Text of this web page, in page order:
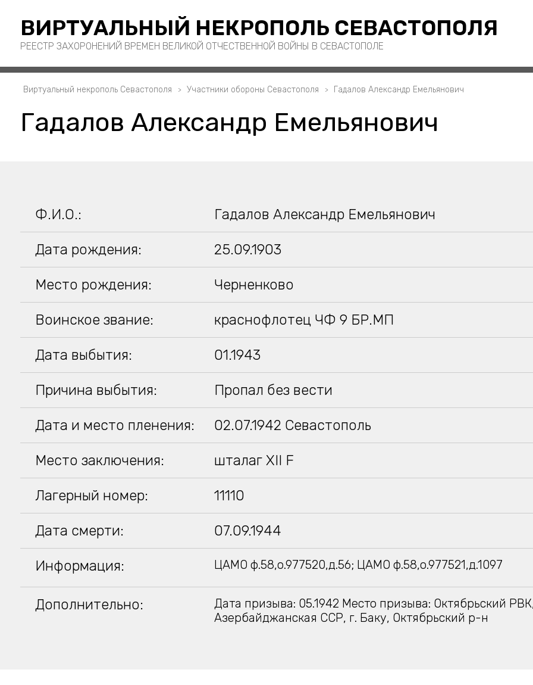
ВИРТУАЛЬНЫЙ НЕКРОПОЛЬ СЕВАСТОПОЛЯ
РЕЕСТР ЗАХОРОНЕНИЙ ВРЕМЕН ВЕЛИКОЙ ОТЧЕСТВЕННОЙ ВОЙНЫ В СЕВАСТОПОЛЕ
Виртуальный некрополь Севастополя Участники обороны Севастополя Гадалов Александр Емельянович
Гадалов Александр Емельянович
Ф.И.О.: Гадалов Александр Емельянович
Дата рождения: 25.09.1903
Место рождения: Черненково
Воинское звание: краснофлотец ЧФ 9 БР.МП
Дата выбытия: 01.1943
Причина выбытия: Пропал без вести
Дата и место пленения: 02.07.1942 Севастополь
Место заключения: шталаг XII F
Лагерный номер: 11110
Дата смерти: 07.09.1944
Информация: ЦАМО ф.58,о.977520,д.56; ЦАМО ф.58,о.977521,д.1097
Дополнительно:
Дата призыва: 05.1942 Место призыва: Октябрьский
Азербайджанская ССР, г. Баку, Октябрьский р-н